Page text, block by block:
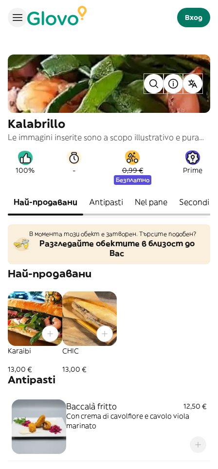
Вход
Kalabrillo
Le immagini inserite sono a scopo illustrativo e puramente indicativo
100% - 0,99 €
Безплатно
Prime
Най-продавани Antipasti Nel pane Secondi
В момента този обект е затворен. Търсите подобен?
Разгледайте обектите в близост до
Вас
Най-продавани
Karaibi
13,00 €
CHIC
13,00 €
Antipasti
Baccalà fritto
12,50 €
Con crema di cavolfiore e cavolo viola
marinato